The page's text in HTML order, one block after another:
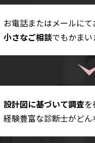
お電話またはメールにて
小さなご相談でもかまい
設計図に基づいて調査を
経験豊富な診断士がどん